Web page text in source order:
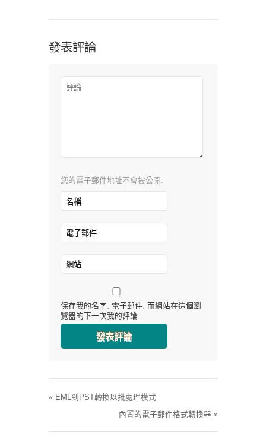
發表評論
您的電子郵件地址不會被公開.
保存我的名字, 電子郵件, 而網站在這個瀏
覽器的下一次我的評論.
«EML到PST轉換以批處理模式
內置的電子郵件格式轉換器 »